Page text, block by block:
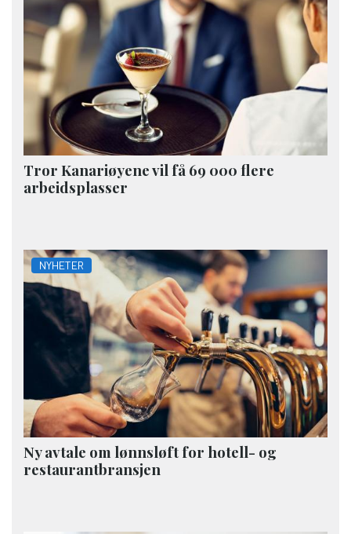
Tror Kanariøyene vil få 69 000 flere
arbeidsplasser
NYHETER
Ny avtale om lønnsløft for hotell- og
restaurantbransjen